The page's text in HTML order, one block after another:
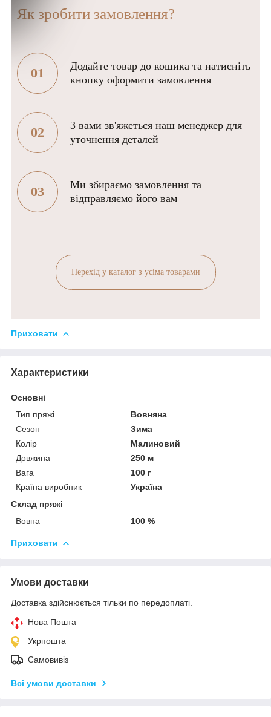
Як зробити замовлення?
01
Додайте товар до кошика та натисніть
кнопку оформити замовлення
02
З вами зв'яжеться наш менеджер для
уточнення деталей
03
Ми збираємо замовлення та
відправляємо його вам
Перехід у каталог з усіма товарами
Приховати
Характеристики
Основні
Тип пряжі
Вовняна
Сезон
Зима
Колір
Малиновий
Довжина
250 м
Вага
100 г
Країна виробник
Україна
Склад пряжі
Вовна
100 %
Приховати
Умови доставки
Доставка здійснюється тільки по передоплаті.
Нова Пошта
Укрпошта
Самовивіз
Всі умови доставки